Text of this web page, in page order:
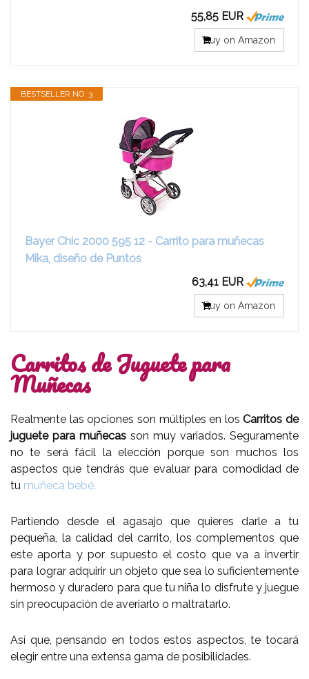
55,85 EUR
Buy on Amazon
BESTSELLER NO. 3
Bayer Chic 2000 595 12 - Carrito para muñecas
Mika, diseño de Puntos
63,41 EUR
Buy on Amazon
Carritos de Juguete para
Muñecas
Realmente las opciones son múltiples en losCarritos de
juguete para muñecas son muy variados. Seguramente
no te será fácil la elección porque son muchos los
aspectos que tendrás que evaluar para comodidad de
tu muñeca bebé.
Partiendo desde el agasajo que quieres darle a tu
pequeña, la calidad del carrito, los complementos que
este aporta y por supuesto el costo que va a invertir
para lograr adquirir un objeto que sea lo suficientemente
hermoso y duradero para que tu niña lo disfrute y juegue
sin preocupación de averiarlo o maltratarlo.
Así que, pensando en todos estos aspectos, te tocará
elegir entre una extensa gama de posibilidades.